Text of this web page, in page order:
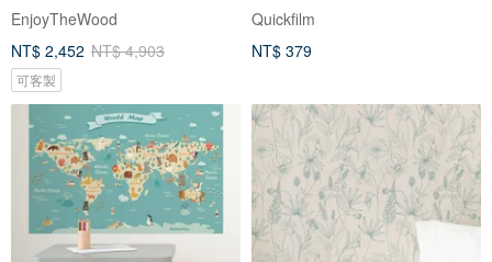
EnjoyTheWood
NT$ 2,452 NT$ 4,903
可客製
Quickfilm
NT$ 379